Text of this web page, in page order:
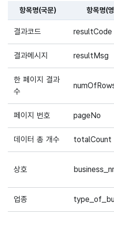
해당 오픈API의 출력결과
항목명(국문) 항목명(
결과코드 resultCode
결과메시지 resultMsg
한 페이지 결과
수
페이지 번호 pageNo
데이터 총 개수 totalCount
상호
업종